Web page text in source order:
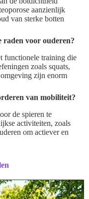
aanzienlijk
van sterke botten
raden voor ouderen?
functionele training die
zoals squats,
zijn enorm
van mobiliteit?
de spieren te
activiteiten, zoals
om actiever en